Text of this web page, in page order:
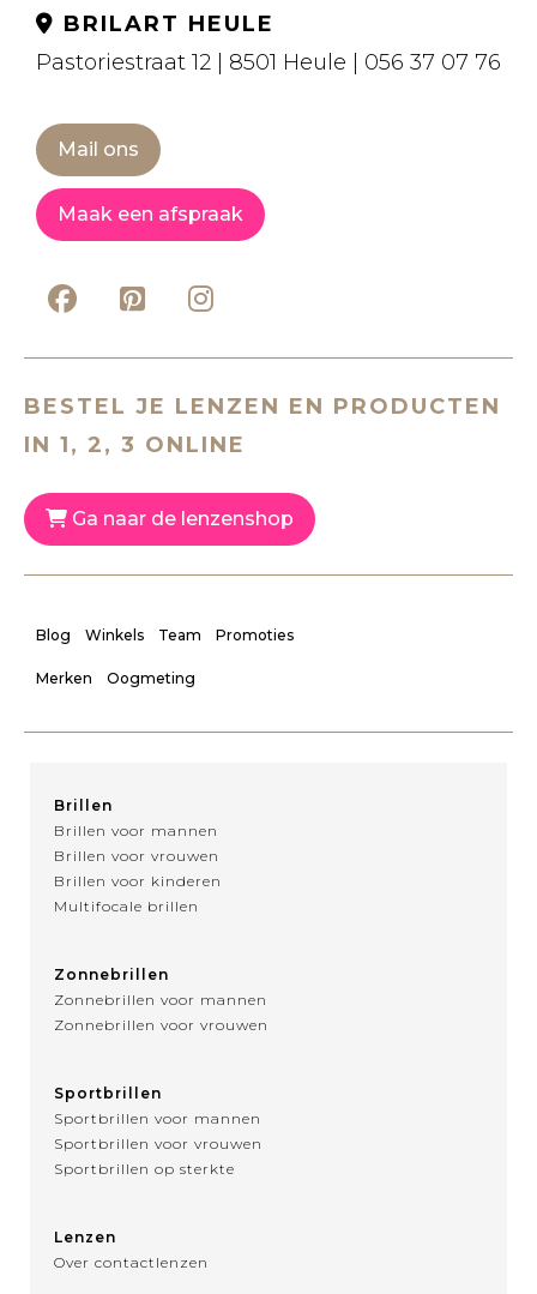
BRILART HEULE
Pastoriestraat 12 | 8501 Heule | 056 37 07 76
Mail ons
Maak een afspraak
BESTEL JE LENZEN EN PRODUCTEN
IN 1, 2, 3 ONLINE
Ga naar de lenzenshop
Blog Winkels Team Promoties
Merken Oogmeting
Brillen
Brillen voor mannen
Brillen voor vrouwen
Brillen voor kinderen
Multifocale brillen
Zonnebrillen
Zonnebrillen voor mannen
Zonnebrillen voor vrouwen
Sportbrillen
Sportbrillen voor mannen
Sportbrillen voor vrouwen
Sportbrillen op sterkte
Lenzen
Over contactlenzen